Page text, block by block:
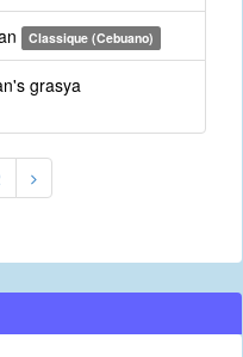
Classique (Cebuano)
grasya